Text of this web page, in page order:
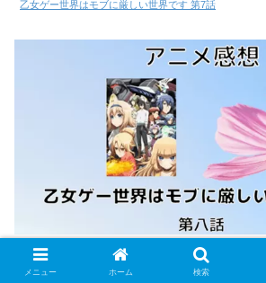
乙女ゲー世界はモブに厳しい世界です 第7話
乙女ゲー世界はモブに厳しい世界です 第8話
メニュー ホーム 検索